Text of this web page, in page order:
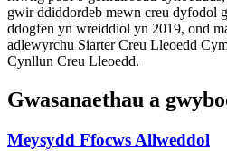
gwir ddiddordeb mewn creu
ddogfen yn wreiddiol yn 2019, ond
adlewyrchu Siarter Creu Lleoedd
Cynllun Creu Lleoedd.
Gwasanaethau a
Meysydd Ffocws Allweddol